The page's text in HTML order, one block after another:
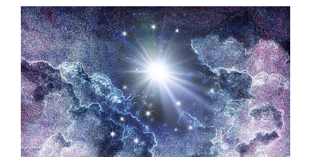
【文
昌
星・
文
曲
星】
意
味・
解